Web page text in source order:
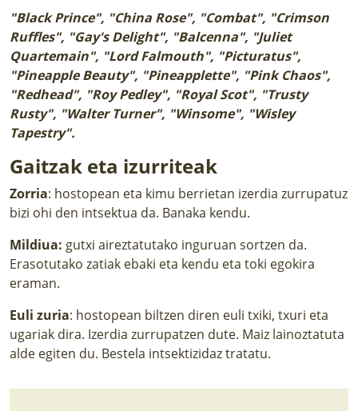
"Black Prince", "China Rose", "Combat", "Crimson
Ruffles", "Gay's Delight", "Balcenna", "Juliet
Quartemain", "Lord Falmouth", "Picturatus",
"Pineapple Beauty", "Pineapplette", "Pink Chaos",
"Redhead", "Roy Pedley", "Royal Scot", "Trusty
Rusty", "Walter Turner", "Winsome", "Wisley
Tapestry".
Gaitzak eta izurriteak
Zorria: hostopean eta kimu berrietan izerdia zurrupatuz
bizi ohi den intsektua da. Banaka kendu.
Mildiua: gutxi aireztatutako inguruan sortzen da.
Erasotutako zatiak ebaki eta kendu eta toki egokira
eraman.
Euli zuria: hostopean biltzen diren euli txiki, txuri eta
ugariak dira. Izerdia zurrupatzen dute. Maiz lainoztatuta
alde egiten du. Bestela intsektizidaz tratatu.